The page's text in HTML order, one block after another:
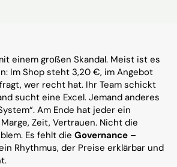
einem großen Skandal. Meist ist es
Im Shop steht 3,20 €, im Angebot
wer recht hat. Ihr Team schickt
sucht eine Excel. Jemand anderes
Am Ende hat jeder ein
Zeit, Vertrauen. Nicht die
Es fehlt die Governance –
Rhythmus, der Preise erklärbar und